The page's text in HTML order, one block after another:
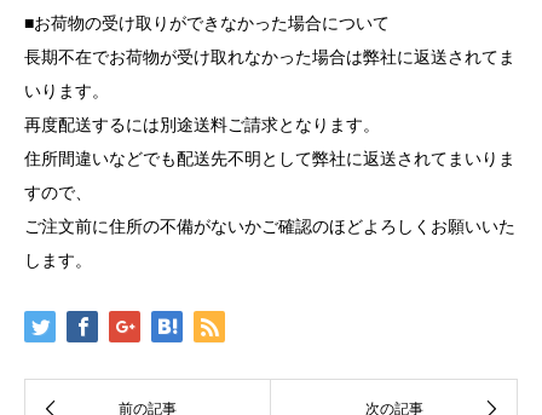
■お荷物の受け取りができなかった場合について
長期不在でお荷物が受け取れなかった場合は弊社に返送されてま
いります。
再度配送するには別途送料ご請求となります。
住所間違いなどでも配送先不明として弊社に返送されてまいりま
すので、
ご注文前に住所の不備がないかご確認のほどよろしくお願いいた
します。